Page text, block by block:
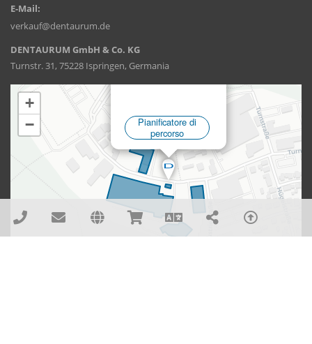
E-Mail:
verkauf@dentaurum.de
DENTAURUM GmbH & Co. KG
Turnstr. 31, 75228 Ispringen, Germania